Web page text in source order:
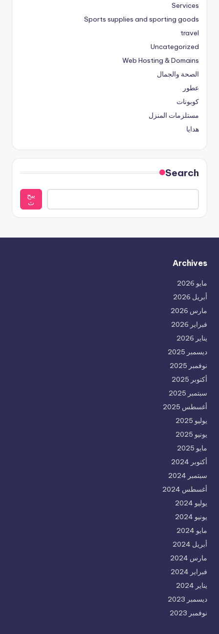
Services
Sports supplies and sporting goods
travel
Uncategorized
Web Hosting & Domains
الصحة والجمال
عطور
كوبونات
مستلزمات المنزل
هدايا
Search
يبح
ث
Archives
مايو 2026
أبريل 2026
مارس 2026
فبراير 2026
يناير 2026
ديسمبر 2025
نوفمبر 2025
أكتوبر 2025
سبتمبر 2025
أغسطس 2025
يوليو 2025
يونيو 2025
مايو 2025
أكتوبر 2024
سبتمبر 2024
أغسطس 2024
يوليو 2024
يونيو 2024
مايو 2024
أبريل 2024
مارس 2024
فبراير 2024
يناير 2024
ديسمبر 2023
نوفمبر 2023